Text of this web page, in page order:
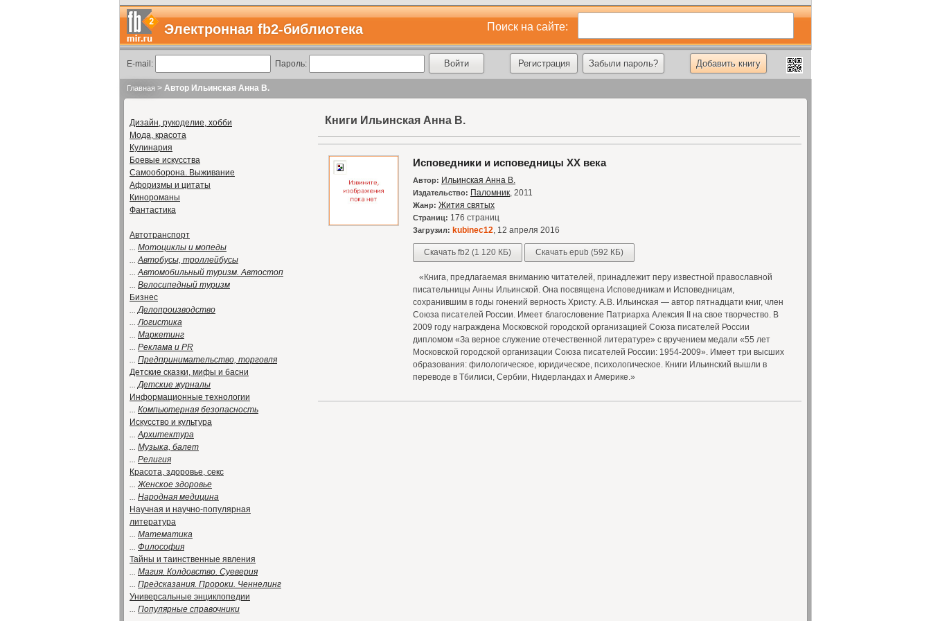
Электронная fb2-библиотека Поиск на сайте:
E-mail: Пароль: Регистрация Забыли пароль? Добавить книгу
Главная > Автор Ильинская Анна В.
Дизайн, рукоделие, хобби
Мода, красота
Кулинария
Боевые искусства
Самооборона. Выживание
Афоризмы и цитаты
Кинороманы
Фантастика
Автотранспорт
... Мотоциклы и мопеды
...Автобусы, троллейбусы
...Автомобильный туризм. Автостоп
... Велосипедный туризм
Бизнес
...Делопроизводство
...Логистика
... Маркетинг
... Реклама и PR
... Предпринимательство, торговля
Детские сказки, мифы и басни
...Детские журналы
Информационные технологии
... Компьютерная безопасность
Искусство и культура
...Архитектура
... Музыка, балет
... Религия
Красота, здоровье, секс
...Женское здоровье
... Народная медицина
Научная и научно-популярная
литература
... Математика
... Философия
Тайны и таинственные явления
... Магия. Колдовство. Суеверия
... Предсказания. Пророки. Ченнелинг
Универсальные энциклопедии
... Популярные справочники
Книги Ильинская Анна В.
Исповедники и исповедницы XX века
Автор: Ильинская Анна В.
Издательство: Паломник, 2011
Жанр: Жития святых
Страниц: 176 страниц
Загрузил: kubinec12, 12 апреля 2016
Скачать fb2 (1 120 КБ) Скачать epub (592 КБ)
«Книга, предлагаемая вниманию читателей, принадлежит перу известной православной
писательницы Анны Ильинской. Она посвящена Исповедникам и Исповедницам,
сохранившим в годы гонений верность Христу. А.В. Ильинская — автор пятнадцати книг, член
Союза писателей России. Имеет благословение Патриарха Алексия II на свое творчество. В
2009 году награждена Московской городской организацией Союза писателей России
дипломом «За верное служение отечественной литературе» с вручением медали «55 лет
Московской городской организации Союза писателей России: 1954-2009». Имеет три высших
образования: филологическое, юридическое, психологическое. Книги Ильинский вышли в
переводе в Тбилиси, Сербии, Нидерландах и Америке.»